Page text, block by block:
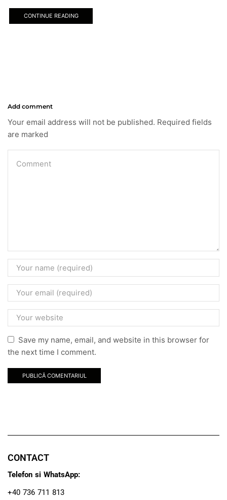
CONTINUE READING
Add comment
Your email address will not be published. Required fields
are marked
Save my name, email, and website in this browser for
the next time I comment.
CONTACT
Telefon si WhatsApp:
+40 736 711 813